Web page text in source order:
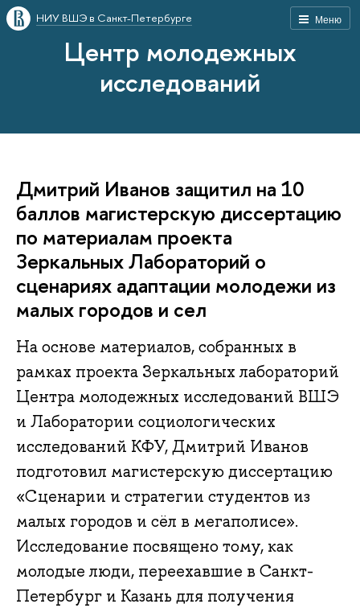
Меню
НИУ ВШЭ в Санкт-Петербурге
Центр молодежных
исследований
Дмитрий Иванов защитил на 10
баллов магистерскую диссертацию
по материалам проекта
Зеркальных Лабораторий о
сценариях адаптации молодежи из
малых городов и сел
На основе материалов, собранных в
рамках проекта Зеркальных лабораторий
Центра молодежных исследований ВШЭ
и Лаборатории социологических
исследований КФУ, Дмитрий Иванов
подготовил магистерскую диссертацию
«Сценарии и стратегии студентов из
малых городов и сёл в мегаполисе».
Исследование посвящено тому, как
молодые люди, переехавшие в Санкт-
Петербург и Казань для получения